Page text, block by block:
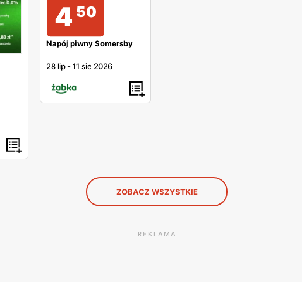
4 50
Napój piwny Somersby
28 lip -11 sie 2026
ZOBACZ WSZYSTKIE
REKLAMA